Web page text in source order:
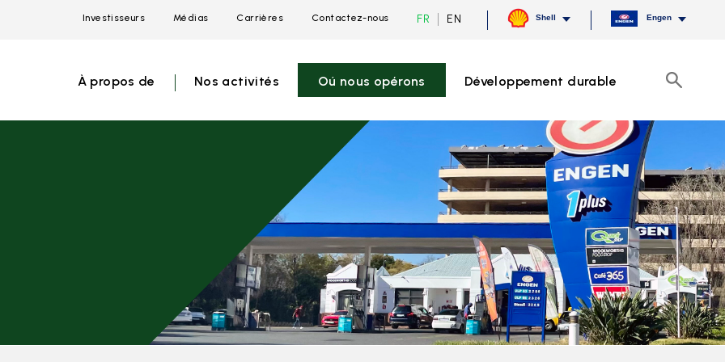
Investisseurs Médias Carrières
menu
Contactez-nous FR Current
language
EN Shell Engen
À propos de Nos activités Oú nous opérons Développement durable